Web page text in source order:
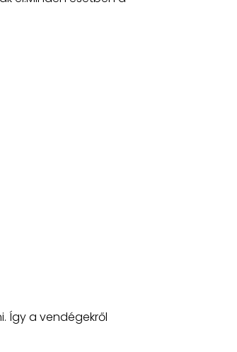
Így a vendégekről